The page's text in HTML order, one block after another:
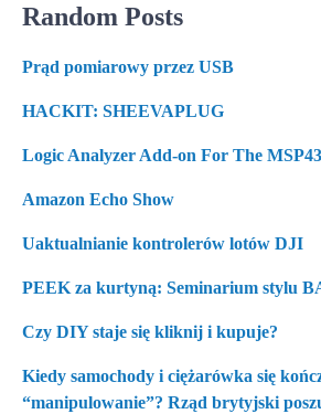
Random Posts
Prąd pomiarowy przez USB
HACKIT: SHEEVAPLUG
Logic Analyzer Add-on For The
Amazon Echo Show
Uaktualnianie kontrolerów lotów DJI
PEEK za kurtyną: Seminarium stylu
Czy DIY staje się kliknij i kupuje?
Kiedy samochody i ciężarówka się
“manipulowanie”? Rząd brytyjski